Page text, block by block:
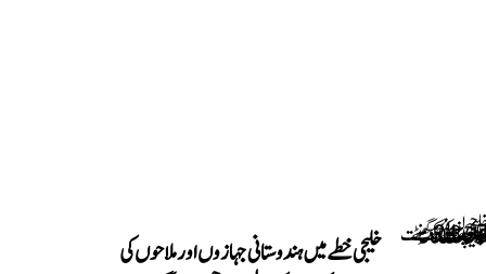
خلیجی خطے میں ہندوستانی جہازوں اور ملاحوں کی